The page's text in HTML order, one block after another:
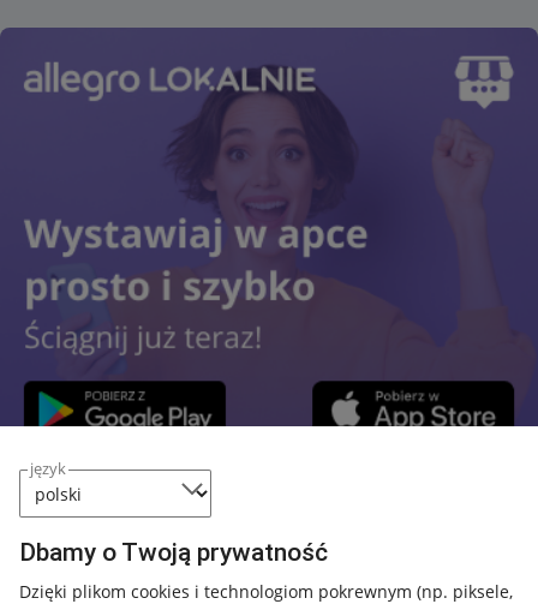
język
Dbamy o Twoją prywatność
Dzięki plikom cookies i technologiom pokrewnym (np. piksele,
Przydatne informacje